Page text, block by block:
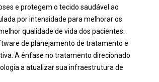
e protegem o tecido saudável ao
por intensidade para melhorar os
qualidade de vida dos pacientes.
de planejamento de tratamento e
A ênfase no tratamento direcionado
a atualizar sua infraestrutura de